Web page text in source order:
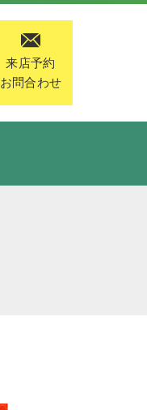
来店予約
お問合わせ